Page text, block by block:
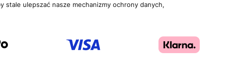
stale ulepszać nasze mechanizmy ochrony danych,